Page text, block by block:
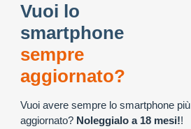
Vuoi lo
smartphone
sempre
aggiornato?
Vuoi avere sempre lo smartphone più
aggiornato? Noleggialo a 18 mesi!!